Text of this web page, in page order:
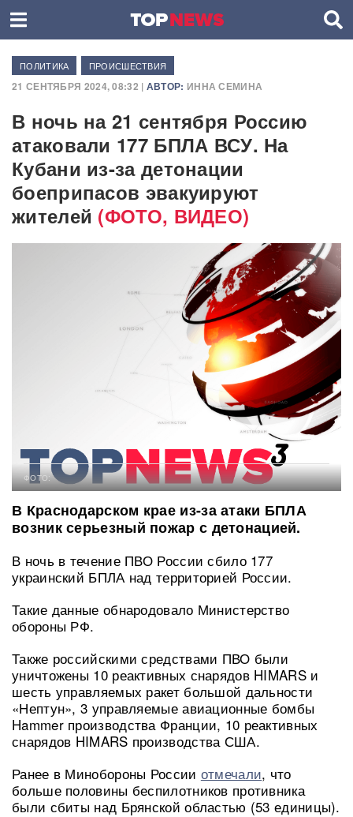
ПОЛИТИКА ПРОИСШЕСТВИЯ
21 СЕНТЯБРЯ 2024, 08:32 | АВТОР: ИННА СЕМИНА
В ночь на 21 сентября Россию
атаковали 177 БПЛА ВСУ. На
Кубани из-за детонации
боеприпасов эвакуируют
жителей (ФОТО, ВИДЕО)
ФОТО:
В Краснодарском крае из-за атаки БПЛА
возник серьезный пожар с детонацией.
В ночь в течение ПВО России сбило 177
украинский БПЛА над территорией России.
Такие данные обнародовало Министерство
обороны РФ.
Также российскими средствами ПВО были
уничтожены 10 реактивных снарядов HIMARS и
шесть управляемых ракет большой дальности
«Нептун», 3 управляемые авиационные бомбы
Hammer производства Франции, 10 реактивных
снарядов HIMARS производства США.
Ранее в Минобороны России отмечали, что
больше половины беспилотников противника
были сбиты над Брянской областью (53 единицы).